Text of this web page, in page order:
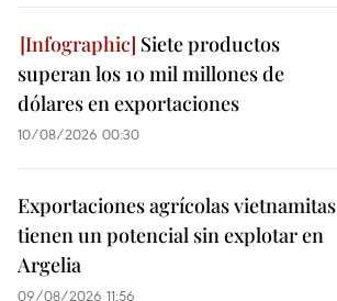
Siete productos
superan los 10 mil millones de
dólares en exportaciones
10/08/2026 00:30
Exportaciones agrícolas vietnamitas
tienen un potencial sin explotar en
Argelia
09/08/2026 11:56